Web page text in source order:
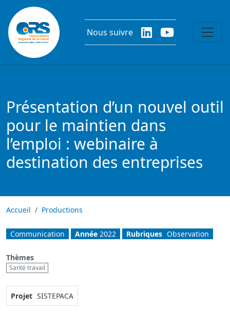
Aller au contenu principal
Nous suivre
Présentation d’un nouvel outil
pour le maintien dans
l’emploi : webinaire à
destination des entreprises
Accueil Productions
Communication Année 2022 Rubriques Observation
Thèmes
Santé travail
Projet SISTEPACA